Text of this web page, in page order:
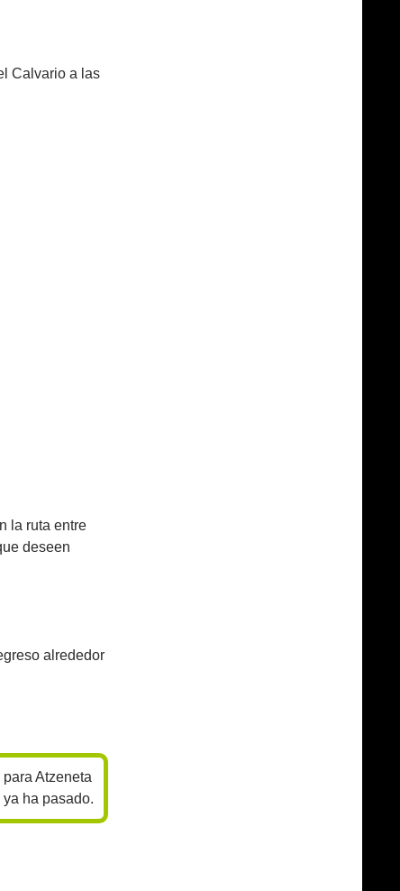
Calvario a las
la ruta entre
deseen
alrededor
Atzeneta
ha pasado.